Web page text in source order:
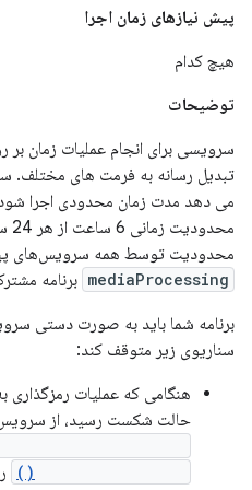
پیش نیازهای زمان اجرا
هیچ کدام
توضیحات
سرویسی برای انجام عملیات زمان بر
تبدیل رسانه به فرمت های مختلف.
می دهد مدت زمان محدودی اجرا
محدودیت توسط همه سرویس‌های
mediaProcessing برنامه
برنامه شما باید به صورت دستی
سناریوی زیر متوقف کند:
هنگامی که عملیات رمزگذاری
حالت شکست رسید، از